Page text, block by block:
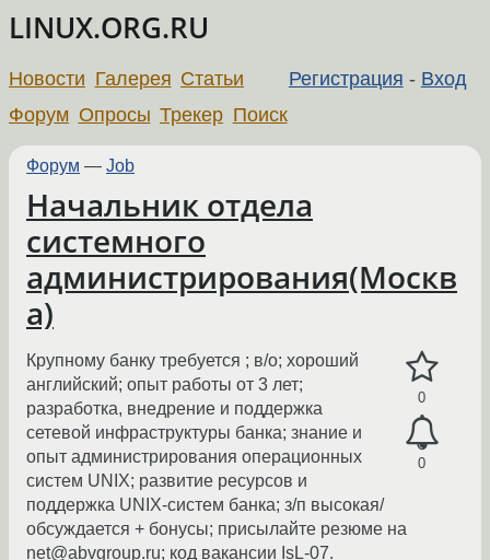
LINUX.ORG.RU
Регистрация - Вход
Новости Галерея Статьи
Форум Опросы Трекер Поиск
Форум — Job
Начальник отдела
системного
администрирования(Москв
а)
0
0
Крупному банку требуется ; в/о; хороший
английский; опыт работы от 3 лет;
разработка, внедрение и поддержка
сетевой инфраструктуры банка; знание и
опыт администрирования операционных
систем UNIX; развитие ресурсов и
поддержка UNIX-систем банка; з/п высокая/
обсуждается + бонусы; присылайте резюме на
net@abvgroup.ru; код вакансии IsL-07.